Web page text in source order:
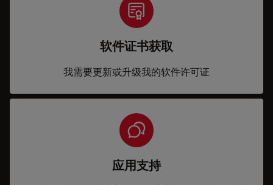
软件证书获取
我需要更新或升级我的软件许可证
应用支持